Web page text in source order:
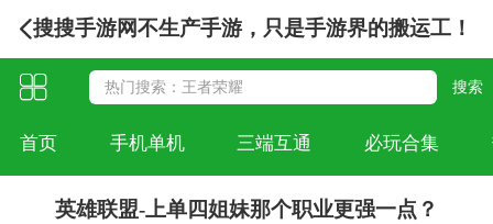
搜搜手游网不生产手游，只是手游界的搬运工！
首页 手机单机 三端互通 必玩合集
英雄联盟-上单四姐妹那个职业更强一点？